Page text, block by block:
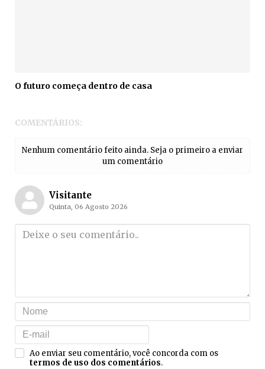
O futuro começa dentro de casa
COMENTÁRIOS:
Nenhum comentário feito ainda. Seja o primeiro a enviar
um comentário
Visitante
Quinta, 06 Agosto 2026
Ao enviar seu comentário, você concorda com os
termos de uso dos comentários.